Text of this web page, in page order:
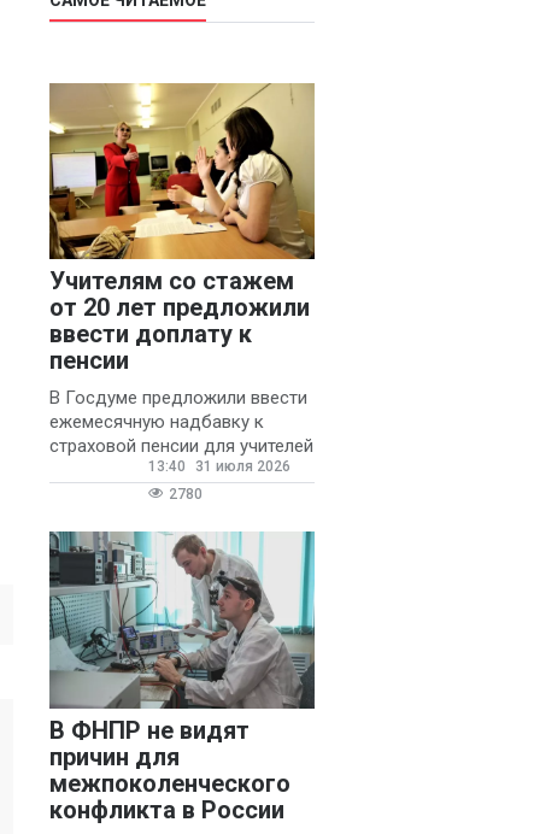
Учителям со стажем
от 20 лет предложили
ввести доплату к
пенсии
В Госдуме предложили ввести
ежемесячную надбавку к
страховой пенсии для учителей
государственных и
муниципальных школ со
13:40
31 июля 2026
2780
В ФНПР не видят
причин для
межпоколенческого
конфликта в России